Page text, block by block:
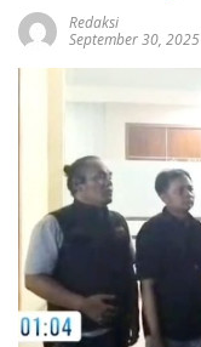
Redaksi
September 30, 2025